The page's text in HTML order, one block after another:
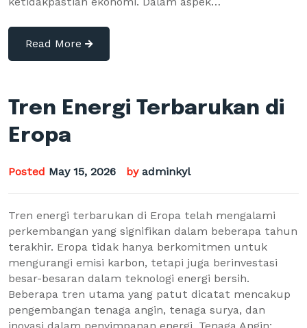
Read More
Tren Energi Terbarukan di
Eropa
Posted May 15, 2026 by adminkyl
Tren energi terbarukan di Eropa telah mengalami
perkembangan yang signifikan dalam beberapa tahun
terakhir. Eropa tidak hanya berkomitmen untuk
mengurangi emisi karbon, tetapi juga berinvestasi
besar-besaran dalam teknologi energi bersih.
Beberapa tren utama yang patut dicatat mencakup
pengembangan tenaga angin, tenaga surya, dan